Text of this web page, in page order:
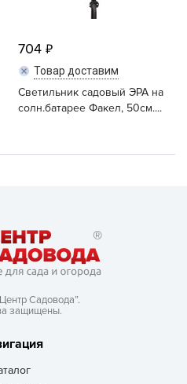
704
Товар доставим
Светильник садовый ЭРА на
солн.батарее Факел, 50см....
Садовода”.
защищены.